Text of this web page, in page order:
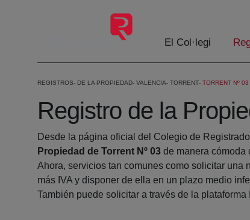
Salta al contingut principal
El Col·legi
REGISTROS DE LA PROPIEDAD VALENCIA TORRENT TORRENT Nº 03
Registro de la
Desde la página oficial del Colegio de
Propiedad de Torrent Nº 03 de manera cómoda
Ahora, servicios tan comunes como solicitar una
más IVA y disponer de ella en un plazo medio
También puede solicitar a través de la